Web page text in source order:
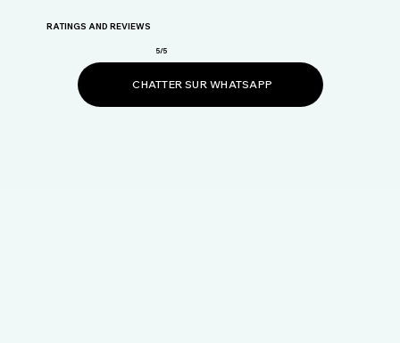
RATINGS AND REVIEWS
5/5
CHATTER SUR WHATSAPP